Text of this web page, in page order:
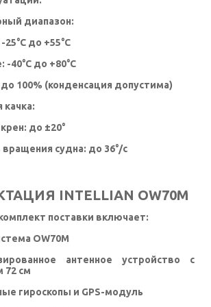
диапазон:
до +55°C
-40°C до +80°C
до 100% (конденсация допустима)
качка:
до ±20°
вращения судна: до 36°/с
INTELLIAN OW70M
поставки включает:
OW70M
антенное устройство с
72 см
гироскопы и GPS-модуль